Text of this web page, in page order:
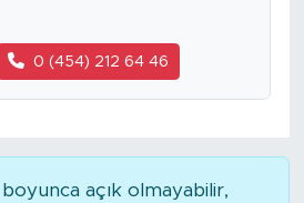
0 (454) 212 64 46
açık olmayabilir,